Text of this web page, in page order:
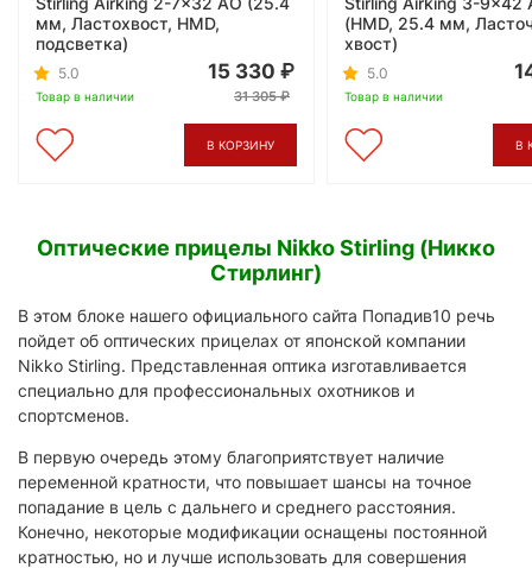
мм, Ластохвост, HMD,
подсветка)
5.0
Товар в наличии
15 330
31 305
В КОРЗИНУ
(HMD, 25.4 мм,
хвост)
5.0
Товар в наличии
В
Оптические прицелы Nikko Stirling (Никко
Стирлинг)
В этом блоке нашего официального сайта Попадив10 речь
пойдет об оптических прицелах от японской компании
Nikko Stirling. Представленная оптика изготавливается
специально для профессиональных охотников и
спортсменов.
В первую очередь этому благоприятствует наличие
переменной кратности, что повышает шансы на точное
попадание в цель с дальнего и среднего расстояния.
Конечно, некоторые модификации оснащены постоянной
кратностью, но и лучше использовать для совершения